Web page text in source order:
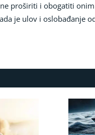
proširiti i obogatiti
je ulov i oslobađanje